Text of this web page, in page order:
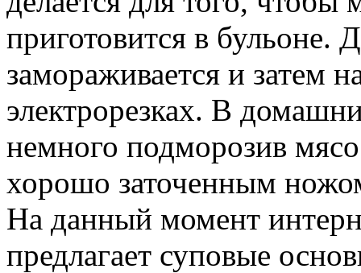
приготовится в бульоне.
замораживается и затем
электрорезках. В
немного подморозив мясо
хорошо заточенным
На данный момент
предлагает суповые